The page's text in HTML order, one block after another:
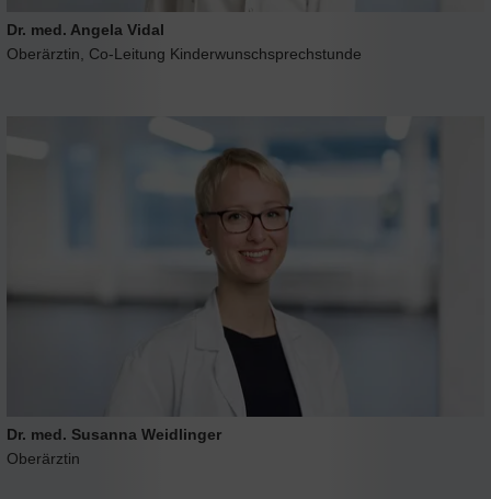
Dr. med. Angela Vidal
Oberärztin, Co-Leitung Kinderwunschsprechstunde
Dr. med. Susanna Weidlinger
Oberärztin